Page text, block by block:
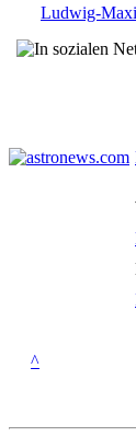
Ludwig-
^